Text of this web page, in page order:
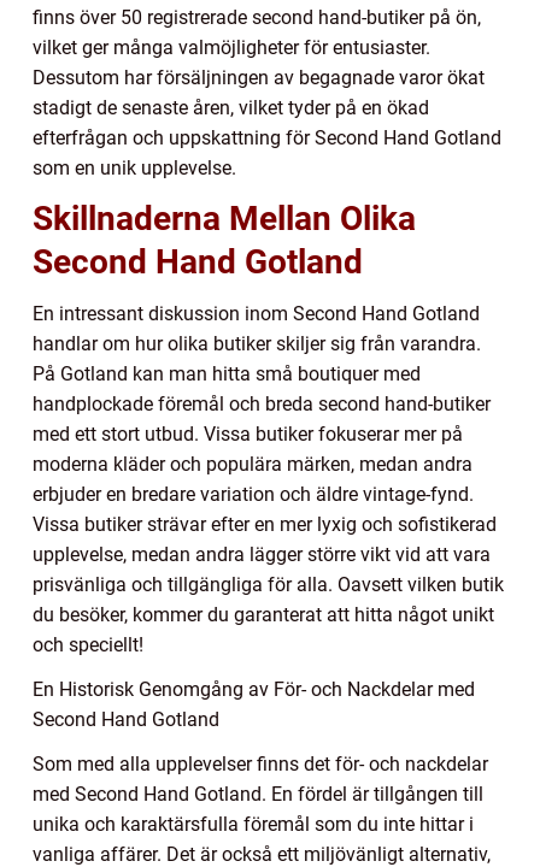
finns över 50 registrerade second hand-butiker på ön,
vilket ger många valmöjligheter för entusiaster.
Dessutom har försäljningen av begagnade varor ökat
stadigt de senaste åren, vilket tyder på en ökad
efterfrågan och uppskattning för Second Hand Gotland
som en unik upplevelse.
Skillnaderna Mellan Olika
Second Hand Gotland
En intressant diskussion inom Second Hand Gotland
handlar om hur olika butiker skiljer sig från varandra.
På Gotland kan man hitta små boutiquer med
handplockade föremål och breda second hand-butiker
med ett stort utbud. Vissa butiker fokuserar mer på
moderna kläder och populära märken, medan andra
erbjuder en bredare variation och äldre vintage-fynd.
Vissa butiker strävar efter en mer lyxig och sofistikerad
upplevelse, medan andra lägger större vikt vid att vara
prisvänliga och tillgängliga för alla. Oavsett vilken butik
du besöker, kommer du garanterat att hitta något unikt
och speciellt!
En Historisk Genomgång av För- och Nackdelar med
Second Hand Gotland
Som med alla upplevelser finns det för- och nackdelar
med Second Hand Gotland. En fördel är tillgången till
unika och karaktärsfulla föremål som du inte hittar i
vanliga affärer. Det är också ett miljövänligt alternativ,